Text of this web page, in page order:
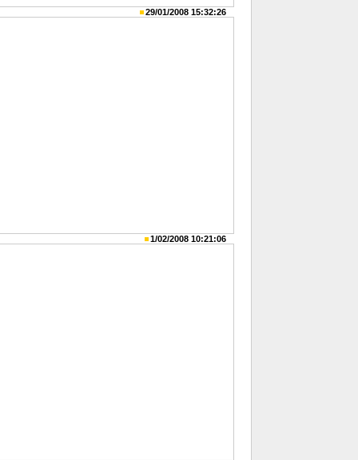
29/01/2008 15:32:26
1/02/2008 10:21:06